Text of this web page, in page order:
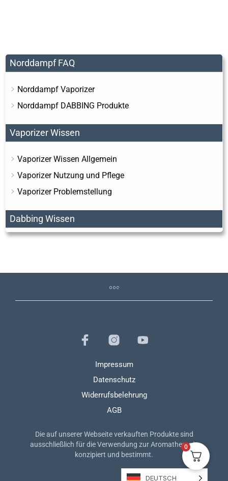
Norddampf FAQ
Norddampf Vaporizer
Norddampf DABBING Produkte
Vaporizer Wissen
Vaporizer Wissen Allgemein
Vaporizer Nutzung und Pflege
Vaporizer Problemstellung
Dabbing Wissen
Impressum
Datenschutz
Widerrufsbelehrung
AGB
Die auf unserer Webseite verkauften Produkte sind
ausschließlich für die Verwendung zur Aromatherapie
konzipiert und bestimmt.
0
DEUTSCH